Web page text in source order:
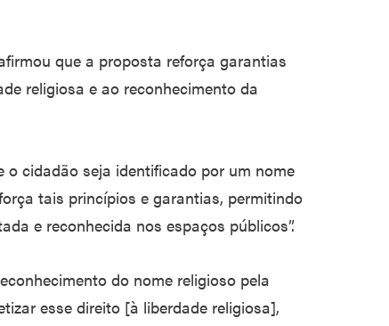
que a proposta reforça garantias
religiosa e ao reconhecimento da
o cidadão seja identificado por um nome
tais princípios e garantias, permitindo
e reconhecida nos espaços públicos”.
do nome religioso pela
esse direito [à liberdade religiosa],